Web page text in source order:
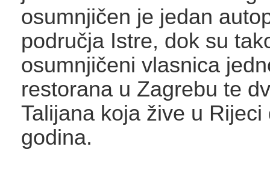
osumnjičen je jedan
područja Istre, dok su
osumnjičeni vlasnica
restorana u Zagrebu te
Talijana koja žive u Rijeci
godina.